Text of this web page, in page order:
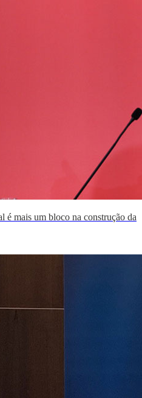
é mais um bloco na construção da